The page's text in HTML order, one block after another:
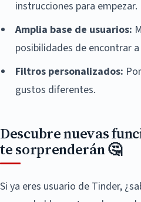
instrucciones para empezar.
Amplia base de usuarios:
posibilidades de encontrar
Filtros personalizados:
gustos diferentes.
Descubre nuevas
te sorprenderán 🤔
Si ya eres usuario de Tinder,